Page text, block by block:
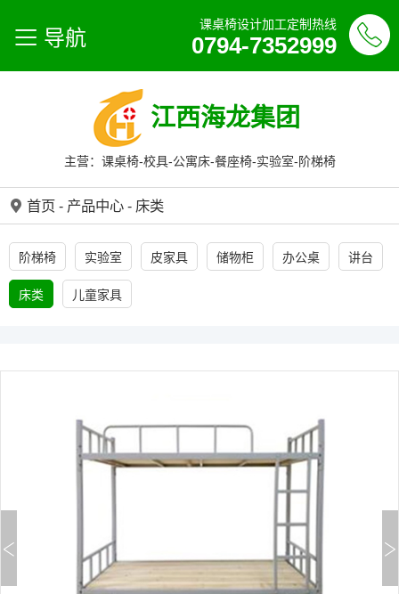
导航
课桌椅设计加工定制热线
0794-7352999
江西海龙集团
主营：课桌椅-校具-公寓床-餐座椅-实验室-阶梯椅
首页 - 产品中心 - 床类
阶梯椅 实验室 皮家具 储物柜 办公桌 讲台
床类 儿童家具